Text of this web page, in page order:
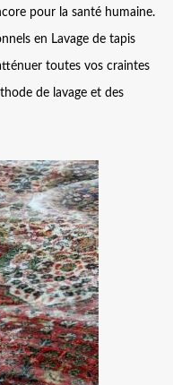
pour la santé humaine.
en Lavage de tapis
toutes vos craintes
de lavage et des